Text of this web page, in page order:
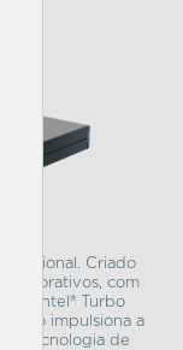
Criado
com
Intel® Turbo
impulsiona a
Tecnologia de